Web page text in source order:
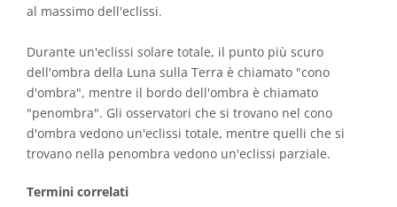
al massimo dell'eclissi.
Durante un'eclissi solare totale, il punto più scuro
dell'ombra della Luna sulla Terra è chiamato "cono
d'ombra", mentre il bordo dell'ombra è chiamato
"penombra". Gli osservatori che si trovano nel cono
d'ombra vedono un'eclissi totale, mentre quelli che si
trovano nella penombra vedono un'eclissi parziale.
Termini correlati